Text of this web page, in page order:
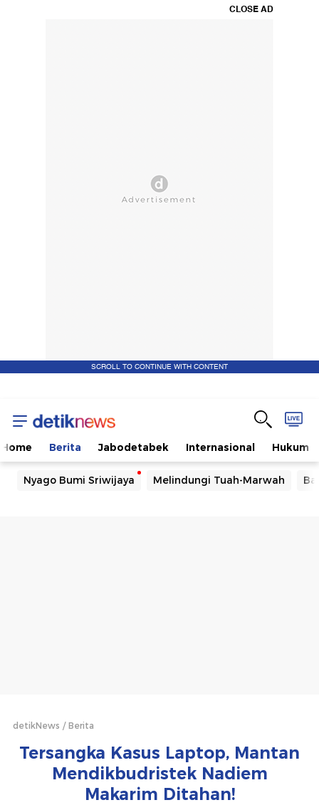
CLOSE AD
SCROLL TO CONTINUE WITH CONTENT
Home Berita Jabodetabek Internasional Hukum
Nyago Bumi Sriwijaya Melindungi Tuah-Marwah
detikNews Berita
Tersangka Kasus Laptop, Mantan
Mendikbudristek Nadiem
Makarim Ditahan!